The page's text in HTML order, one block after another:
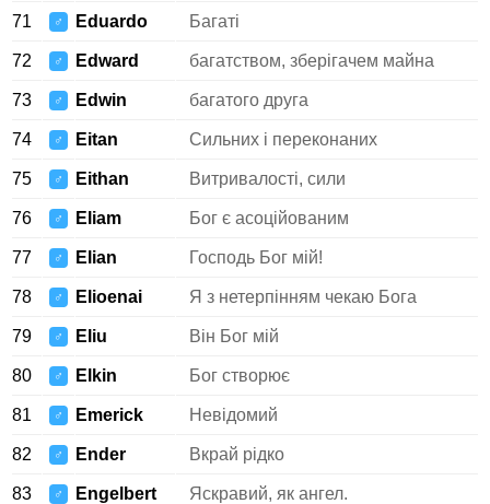
71 ♂ Eduardo Багаті
72 ♂ Edward багатством, зберігачем майна
73 ♂ Edwin багатого друга
74 ♂ Eitan Сильних і переконаних
75 ♂ Eithan Витривалості, сили
76 ♂ Eliam Бог є асоційованим
77 ♂ Elian Господь Бог мій!
78 ♂ Elioenai Я з нетерпінням чекаю Бога
79 ♂ Eliu Він Бог мій
80 ♂ Elkin Бог створює
81 ♂ Emerick Невідомий
82 ♂ Ender Вкрай рідко
83 ♂ Engelbert Яскравий, як ангел.